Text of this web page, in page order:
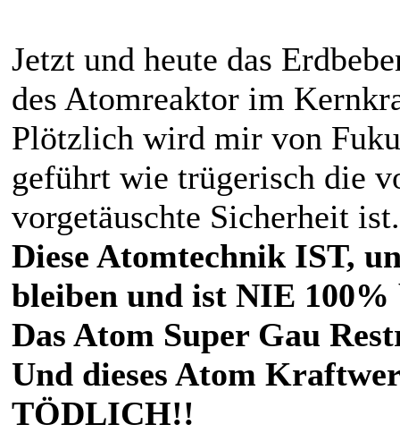
Jetzt und heute das
des Atomreaktor im
Plötzlich wird mir von
geführt wie trügerisch die
vorgetäuschte Sicherheit ist.
Diese Atomtechnik IST,
bleiben und ist NIE 100%
Das Atom Super Gau
Und dieses Atom
TÖDLICH!!